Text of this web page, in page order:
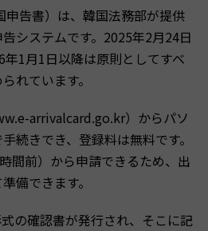
告書）は、韓国法務部が提供
システムです。2025年2月24日
1月1日以降は原則としてすべ
れています。
arrivalcard.go.kr）からパソ
続きでき、登録料は無料です。
間前）から申請できるため、出
備できます。
の確認書が発行され、そこに記